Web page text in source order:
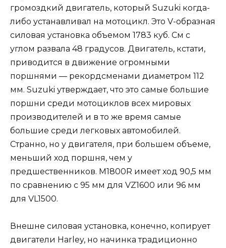
громоздкий двигатель, который Suzuki когда-
либо устанавливал на мотоцикл. Это V-образная
силовая установка объемом 1783 куб. См с
углом развала 48 градусов. Двигатель, кстати,
приводится в движение огромными
поршнями — рекордсменами диаметром 112
мм. Suzuki утверждает, что это самые большие
поршни среди мотоциклов всех мировых
производителей и в то же время самые
большие среди легковых автомобилей.
Странно, но у двигателя, при большем объеме,
меньший ход поршня, чем у
предшественников. M1800R имеет ход 90,5 мм
по сравнению с 95 мм для VZ1600 или 96 мм
для VL1500.
Внешне силовая установка, конечно, копирует
двигатели Harley, но начинка традиционно